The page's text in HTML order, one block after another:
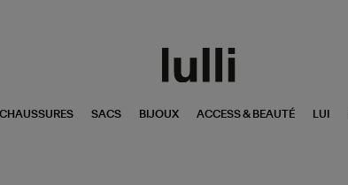
CHAUSSURES SACS BIJOUX ACCESS & BEAUTÉ LUI